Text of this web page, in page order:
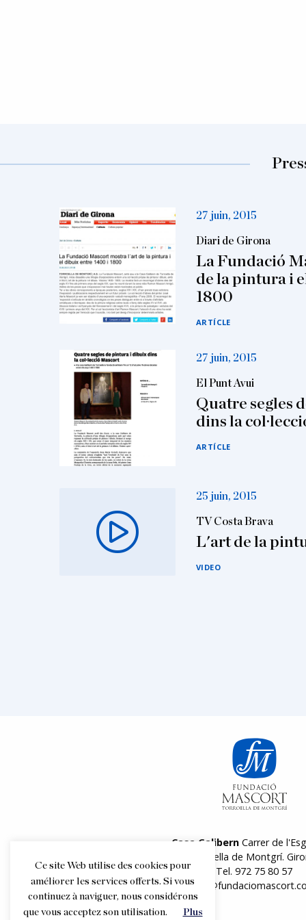
27 juin, 2015
Diari de Girona
La Fundació
de la pintura i
1800
ARTÍCLE
27 juin, 2015
El Punt Avui
Quatre segles
dins la
ARTÍCLE
25 juin, 2015
TV Costa Brava
L'art de la
VIDEO
Casa GalibernCarrer de
17257 Torroella de Montgrí.
Tel. 972 75 80 57
Ce site Web utilise des cookies pour
améliorer les services offerts. Si vous
continuez à naviguer, nous considérons
que vous acceptez son utilisation.
Plus